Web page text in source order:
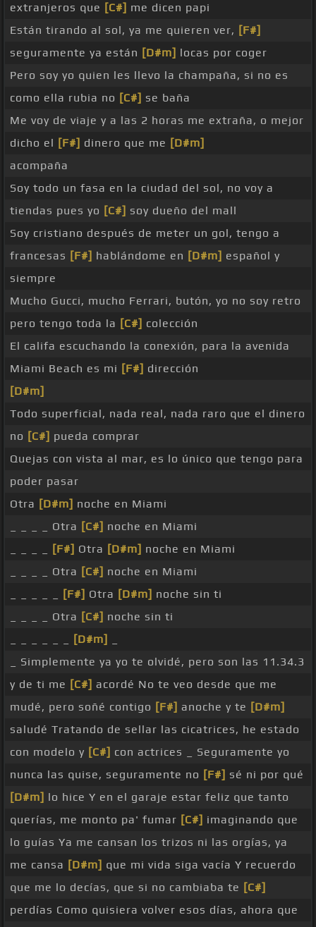
extranjeros que [C#] me dicen papi
Están tirando al sol, ya me quieren ver, [F#]
seguramente ya están [D#m] locas por coger
Pero soy yo quien les llevo la champaña, si no es
como ella rubia no [C#] se baña
Me voy de viaje y a las 2 horas me extraña, o mejor
dicho el [F#] dinero que me [D#m]
acompaña
Soy todo un fasa en la ciudad del sol, no voy a
tiendas pues yo [C#] soy dueño del mall
Soy cristiano después de meter un gol, tengo a
francesas [F#] hablándome en [D#m] español y
siempre
Mucho Gucci, mucho Ferrari, butón, yo no soy retro
pero tengo toda la [C#] colección
El califa escuchando la conexión, para la avenida
Miami Beach es mi [F#] dirección
[D#m]
Todo superficial, nada real, nada raro que el dinero
no [C#] pueda comprar
Quejas con vista al mar, es lo único que tengo para
poder pasar
Otra [D#m] noche en Miami
_ _ _ _ Otra [C#] noche en Miami
[F#] Otra [D#m] noche en Miami
_ _ _ _ Otra [C#] noche en Miami
[F#] Otra [D#m] noche sin ti
_ _ _ _ Otra [C#] noche sin ti
[D#m]
_ Simplemente ya yo te olvidé, pero son las 11.34.3
y de ti me [C#] acordé No te veo desde que me
mudé, pero soñé contigo [F#] anoche y te [D#m]
saludé Tratando de sellar las cicatrices, he estado
con modelo y [C#] con actrices _ Seguramente yo
nunca las quise, seguramente no [F#] sé ni por qué
[D#m] lo hice Y en el garaje estar feliz que tanto
querías, me monto pa' fumar [C#] imaginando que
lo guías Ya me cansan los trizos ni las orgías, ya
me cansa [D#m] que mi vida siga vacía Y recuerdo
que me lo decías, que si no cambiaba te [C#]
perdías Como quisiera volver esos días, ahora que